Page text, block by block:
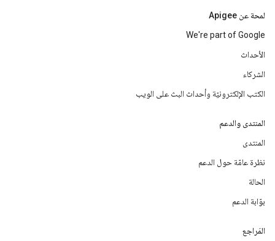
لمحة عن Apigee
We're part of Google
الأحداث
الشركاء
الكتب الإلكترونيّة وأحداث البث على الويب
المنتدى والدعم
المنتدى
نظرة عامّة حول الدعم
الحالة
بوّابة الدعم
المَراجع